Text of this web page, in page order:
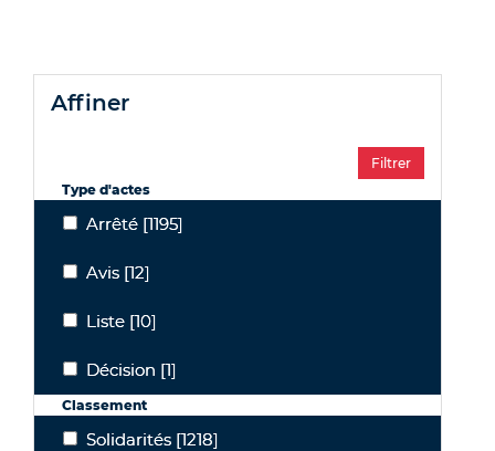
affiner
Type d'actes
ArrêtéArrêté [1195]
AvisAvis [12]
ListeListe [10]
Décision
Décision [1]
Classement
Solidarités
Solidarités [1218]